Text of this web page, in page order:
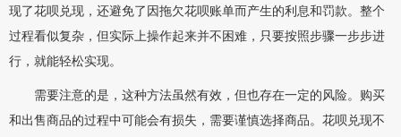
现了花呗兑现，还避免了因拖欠花呗账单而产生的利息和罚款。整个
过程看似复杂，但实际上操作起来并不困难，只要按照步骤一步步进
行，就能轻松实现。
需要注意的是，这种方法虽然有效，但也存在一定的风险。购买
和出售商品的过程中可能会有损失，需要谨慎选择商品。花呗兑现不